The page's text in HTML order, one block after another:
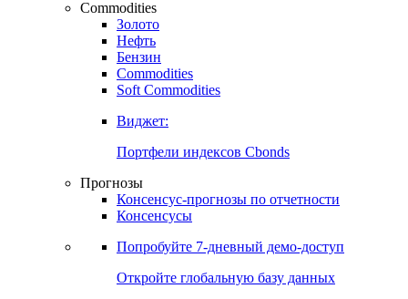
Commodities
Золото
Нефть
Бензин
Commodities
Soft Commodities
Виджет:
Портфели индексов Cbonds
Прогнозы
Консенсус-прогнозы по отчетности
Консенсусы
Попробуйте 7-дневный демо-доступ
Откройте глобальную базу данных